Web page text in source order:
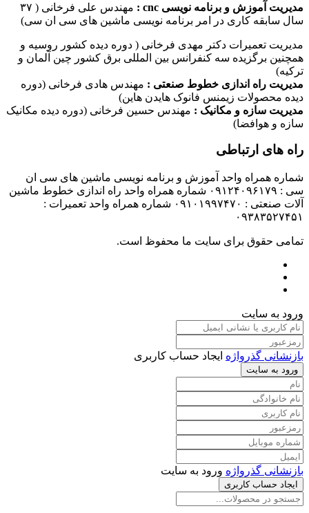
مدیریت آموزش و برنامه نویسی cnc :
مهندس علی فرخانی ( ۳۷
سال سابقه کاری در امر برنامه نویسی ماشین های سی ان سی)
مدیریت تعمیرات دکتر مهدی فرخانی ( دوره دیده کشور روسیه و
همچنین برگزیده سه کنفرانس بین المللی برق کشور چین آلمان و
ترکیه)
مدیریت راه اندازی خطوط صنعتی : مهندس هادی فرخانی (دوره
دیده محصولات زیمنس فانوک هایدن هاین)
مدیریت سازه و مکانیک : مهندس حسین فرخانی (دوره دیده مکانیک
سازه و هوافضا)
راه های ارتباطی
شماره همراه واحد آموزش و برنامه نویسی ماشین های سی ان
سی : ۰۹۱۲۴۰۹۶۱۷۹ شماره همراه واحد راه اندازی خطوط ماشین
آلات صنعتی : ۰۹۱۰۱۹۹۷۴۷۰ شماره همراه واحد تعمیرات :
۰۹۳۸۳۵۲۷۴۵۱
تمامی حقوق برای سایت ما محفوظ است.
ورود به سایت
بازنشانی گذرواژه ایجاد حساب کاربری
ورود به سایت
بازنشانی گذرواژه ورود به سایت
ایجاد حساب کاربری